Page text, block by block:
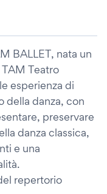
BALLET, nata un
Teatro
esperienza di
della danza, con
preservare
danza classica,
e una
repertorio